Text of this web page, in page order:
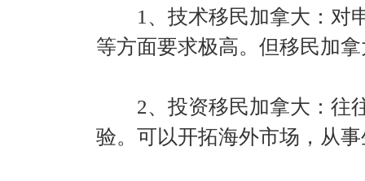
1、技术移民加拿大：对
等方面要求极高。但移民加
2、投资移民加拿大：往
验。可以开拓海外市场，从